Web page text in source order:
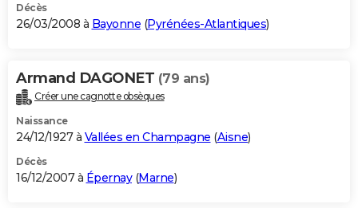
Décès
26/03/2008 à Bayonne (Pyrénées-Atlantiques)
Armand DAGONET (79 ans)
Créer une cagnotte obsèques
Naissance
24/12/1927 à Vallées en Champagne (Aisne)
Décès
16/12/2007 à Épernay(Marne)